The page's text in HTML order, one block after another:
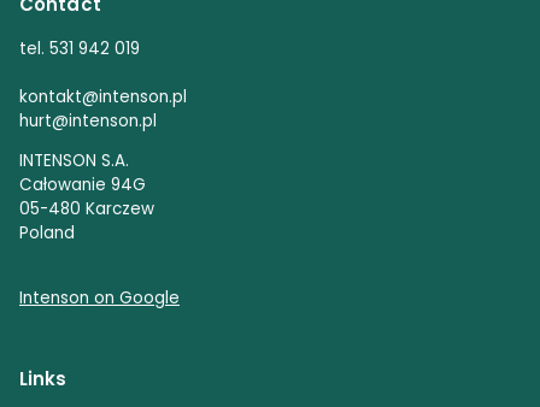
tel. 531 942 019
kontakt@intenson.pl
hurt@intenson.pl
INTENSON S.A.
Całowanie 94G
05-480 Karczew
Poland
Intenson on Google
Links